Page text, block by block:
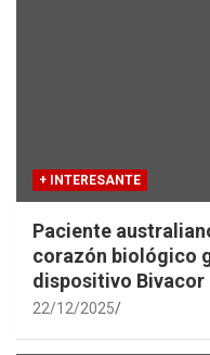
+ INTERESANTE
Paciente
corazón biológico
dispositivo Bivacor
22/12/2025